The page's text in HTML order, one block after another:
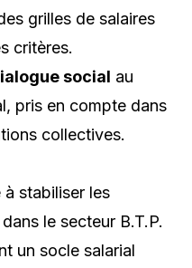
grilles de salaires
critères.
social au
pris en compte dans
collectives.
stabiliser les
le secteur B.T.P.
un socle salarial